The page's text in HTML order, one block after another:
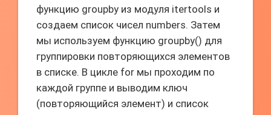
функцию groupby из модуля itertools и
создаем список чисел numbers. Затем
мы используем функцию groupby() для
группировки повторяющихся элементов
в списке. В цикле for мы проходим по
каждой группе и выводим ключ
(повторяющийся элемент) и список